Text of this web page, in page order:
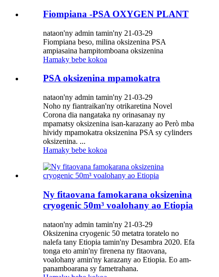
Fiompiana -PSA OXYGEN PLANT
nataon'ny admin tamin'ny 21-03-29
Fiompiana beso, milina oksizenina PSA
ampiasaina hampitomboana oksizenina
Hamaky bebe kokoa
PSA oksizenina mpamokatra
nataon'ny admin tamin'ny 21-03-29
Noho ny fiantraikan'ny otrikaretina Novel
Corona dia nangataka ny orinasanay ny
mpamatsy oksizenina isan-karazany ao Però mba
hividy mpamokatra oksizenina PSA sy cylinders
oksizenina. ...
Hamaky bebe kokoa
Ny fitaovana famokarana oksizenina
cryogenic 50m³ voalohany ao Etiopia
nataon'ny admin tamin'ny 21-03-29
Oksizenina cryogenic 50 metatra toratelo no
nalefa tany Etiopia tamin'ny Desambra 2020. Efa
tonga eto amin'ny firenena ny fitaovana,
voalohany amin'ny karazany ao Etiopia. Eo am-
panamboarana sy fametrahana.